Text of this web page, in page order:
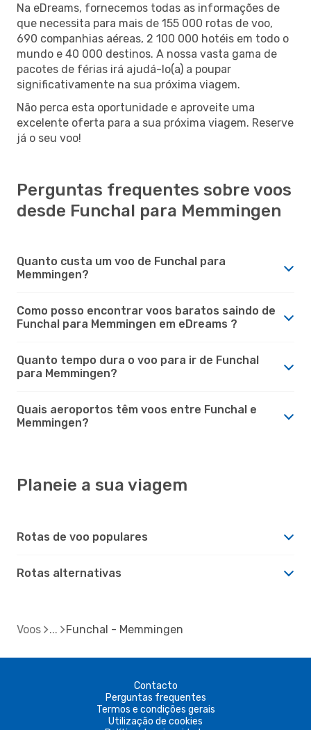
Na eDreams, fornecemos todas as informações de
que necessita para mais de 155 000 rotas de voo,
690 companhias aéreas, 2 100 000 hotéis em todo o
mundo e 40 000 destinos. A nossa vasta gama de
pacotes de férias irá ajudá-lo(a) a poupar
significativamente na sua próxima viagem.
Não perca esta oportunidade e aproveite uma
excelente oferta para a sua próxima viagem. Reserve
já o seu voo!
Perguntas frequentes sobre voos
desde Funchal para Memmingen
Quanto custa um voo de Funchal para
Memmingen?
Como posso encontrar voos baratos saindo de
Funchal para Memmingen em eDreams ?
Quanto tempo dura o voo para ir de Funchal
para Memmingen?
Quais aeroportos têm voos entre Funchal e
Memmingen?
Planeie a sua viagem
Rotas de voo populares
Rotas alternativas
Voos Funchal - Memmingen
Contacto
Perguntas frequentes
Termos e condições gerais
Utilização de cookies